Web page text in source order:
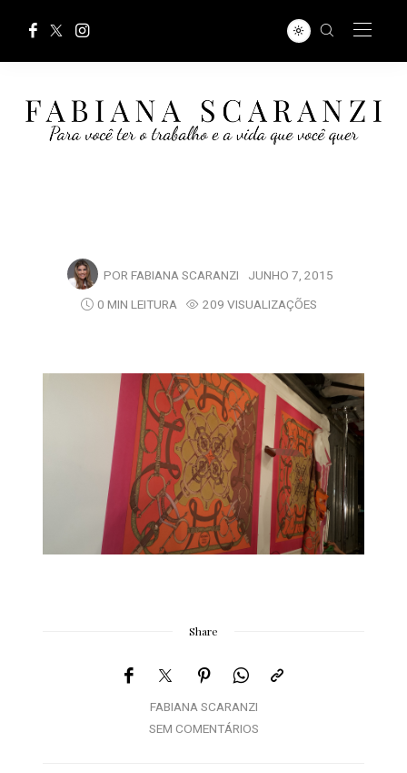
POR FABIANA SCARANZI JUNHO 7, 2015
0 MIN LEITURA
209 VISUALIZAÇÕES
Share
FABIANA SCARANZI
SEM COMENTÁRIOS